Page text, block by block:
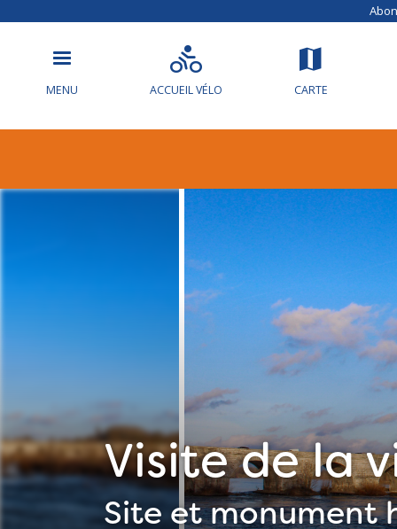
MENU ACCUEIL VÉLO CARTE
Visite de la
Site et monument